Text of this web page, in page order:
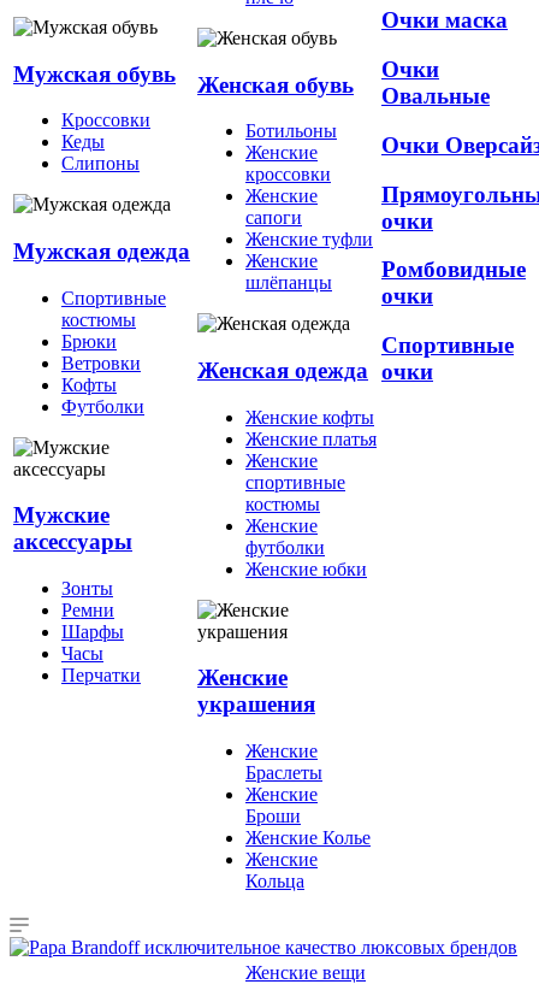
Мужская обувь
Кроссовки
Кеды
Слипоны
Мужская одежда
Спортивные
костюмы
Брюки
Ветровки
Кофты
Футболки
Мужские
аксессуары
Зонты
Ремни
Шарфы
Часы
Перчатки
Женская обувь
Ботильоны
Женские
кроссовки
Женские
сапоги
Женские туфли
Женские
шлёпанцы
Женская одежда
Женские кофты
Женские платья
Женские
спортивные
костюмы
Женские
футболки
Женские юбки
Женские
украшения
Женские
Браслеты
Женские
Броши
Женские Колье
Женские
Кольца
Очки маска
Очки
Овальные
Очки
очки
Ромбовидные
очки
Спортивные
очки
Женские вещи